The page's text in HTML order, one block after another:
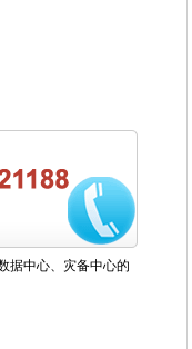
据中心、灾备中心的